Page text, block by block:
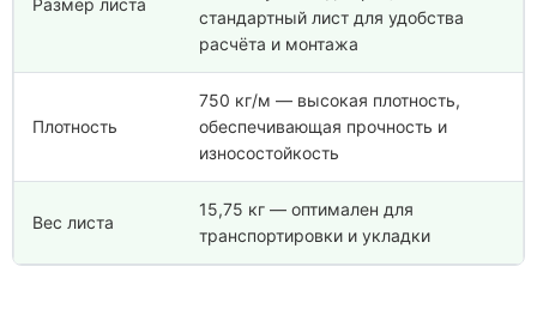
Размер листа
стандартный лист для удобства
расчёта и монтажа
Плотность
750 кг/м — высокая плотность,
обеспечивающая прочность и
износостойкость
Вес листа
15,75 кг — оптимален для
транспортировки и укладки